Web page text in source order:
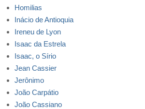
Homilias
Inácio de Antioquia
Ireneu de Lyon
Isaac da Estrela
Isaac, o Sírio
Jean Cassier
Jerônimo
João Carpátio
João Cassiano